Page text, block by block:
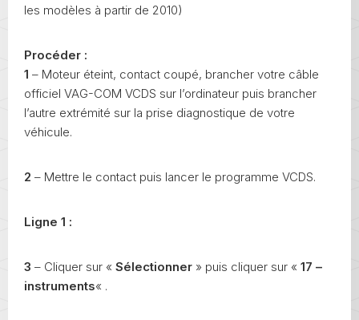
les modèles à partir de 2010)
Procéder :
1 – Moteur éteint, contact coupé, brancher votre câble
officiel VAG-COM VCDS sur l’ordinateur puis brancher
l’autre extrémité sur la prise diagnostique de votre
véhicule.
2 – Mettre le contact puis lancer le programme VCDS.
Ligne 1 :
3 – Cliquer sur « Sélectionner » puis cliquer sur « 17 –
instruments« .